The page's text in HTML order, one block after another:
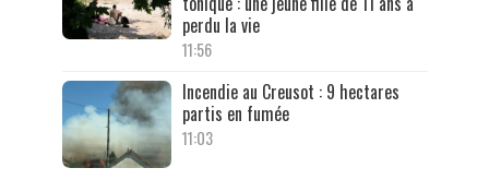
perdu la vie
11:56
Incendie au Creusot : 9 hectares
partis en fumée
11:03